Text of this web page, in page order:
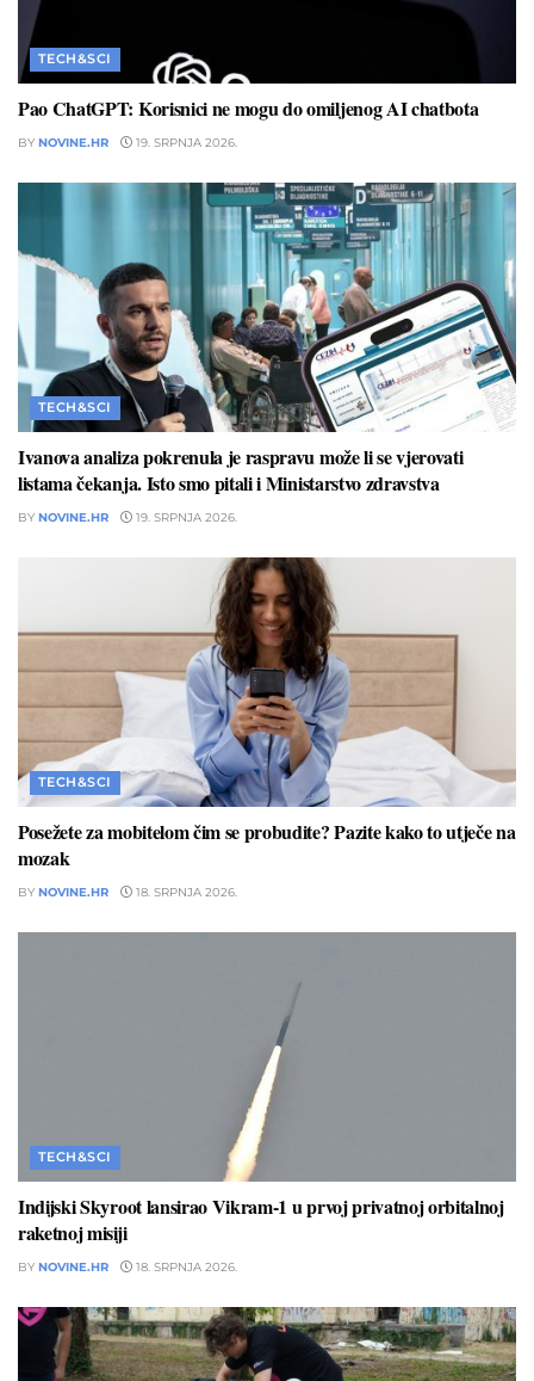
TECH&SCI
Pao ChatGPT: Korisnici ne mogu do omiljenog AI chatbota
BY NOVINE.HR 19. SRPNJA 2026.
TECH&SCI
Ivanova analiza pokrenula je raspravu može li se vjerovati
listama čekanja. Isto smo pitali i Ministarstvo zdravstva
BY NOVINE.HR 19. SRPNJA 2026.
TECH&SCI
Posežete za mobitelom čim se probudite? Pazite kako to utječe na
mozak
BY NOVINE.HR 18. SRPNJA 2026.
TECH&SCI
Indijski Skyroot lansirao Vikram-1 u prvoj privatnoj orbitalnoj
raketnoj misiji
BY NOVINE.HR 18. SRPNJA 2026.